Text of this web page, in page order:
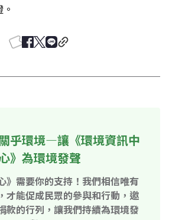
乎環境—讓《環境資訊中
》為環境發聲
》需要你的支持！我們相信唯有
才能促成民眾的參與和行動，邀
款的行列，讓我們持續為環境發